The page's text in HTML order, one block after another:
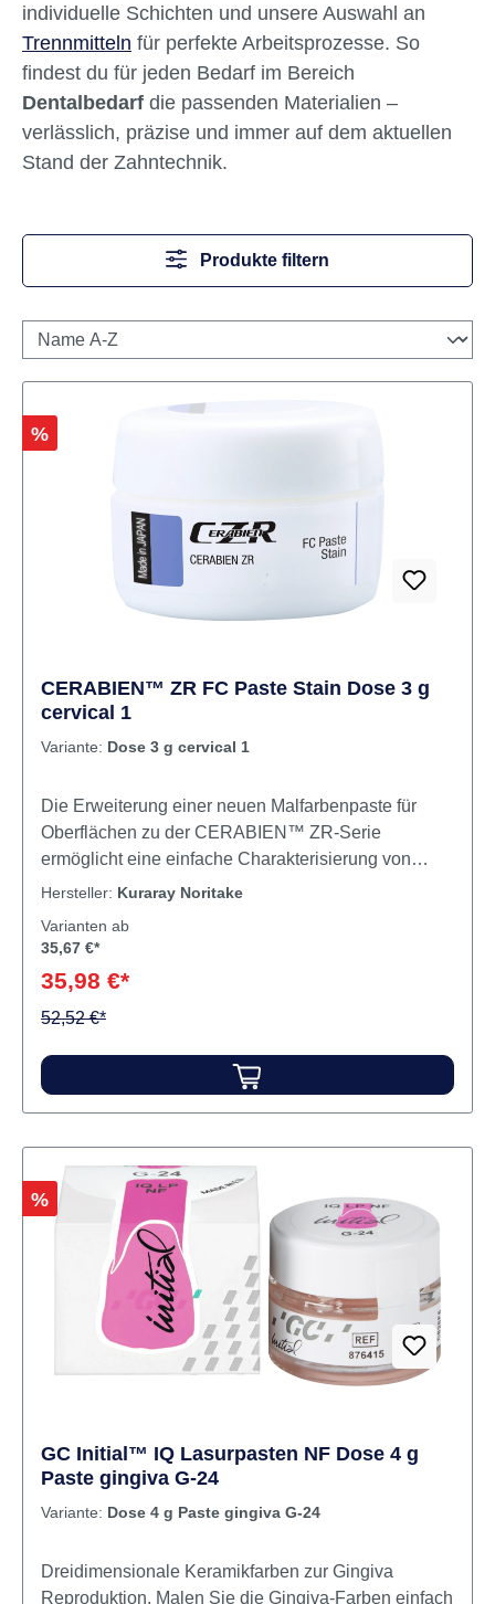
individuelle Schichten und unsere Auswahl an
Trennmitteln für perfekte Arbeitsprozesse. So
findest du für jeden Bedarf im Bereich
Dentalbedarf die passenden Materialien –
verlässlich, präzise und immer auf dem aktuellen
Stand der Zahntechnik.
Produkte filtern
Rabatt
%
CERABIEN™ ZR FC Paste Stain Dose 3 g
cervical 1
Variante: Dose 3 g cervical 1
Die Erweiterung einer neuen Malfarbenpaste für
Oberflächen zu der CERABIEN™ ZR-Serie
ermöglicht eine einfache Charakterisierung von
Vollzirkon-Restaurationen. FC Paste Stain ist
Reproduktion einer Vielzahl von Farben. Die
Gray, Dark Gray, Grayish Blue, & Blue) ermöglicht
eine einfache Reproduktion der gräulichen
Glasurarten (Glaze & Clear Glaze) vereinfachen die
Kontrolle über die Transparenz der gesamten Krone.
Hersteller: Kuraray Noritake
Varianten ab
35,67 €*
35,98 €*
52,52 €*
Rabatt
%
GC Initial™ IQ Lasurpasten NF Dose 4 g
Paste gingiva G-24
Variante: Dose 4 g Paste gingiva G-24
Dreidimensionale Keramikfarben zur Gingiva
Reproduktion. Malen Sie die Gingiva-Farben einfach